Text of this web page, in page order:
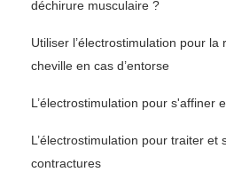
déchirure musculaire ?
Utiliser l’électrostimulation pour la
cheville en cas d’entorse
L’électrostimulation pour s'affiner
L’électrostimulation pour traiter et
contractures